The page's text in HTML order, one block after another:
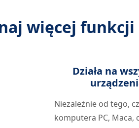
więcej
Działa na
Niezależnie od tego,
komputera PC, Maca,